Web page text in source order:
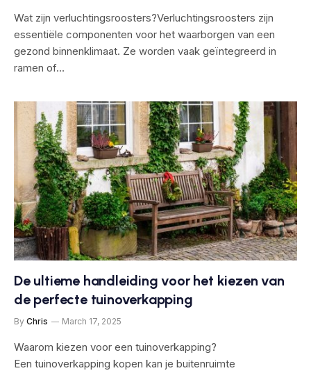
Wat zijn verluchtingsroosters?Verluchtingsroosters zijn
essentiële componenten voor het waarborgen van een
gezond binnenklimaat. Ze worden vaak geïntegreerd in
ramen of…
De ultieme handleiding voor het kiezen van
de perfecte tuinoverkapping
By Chris March 17, 2025
Waarom kiezen voor een tuinoverkapping?
Een tuinoverkapping kopen kan je buitenruimte